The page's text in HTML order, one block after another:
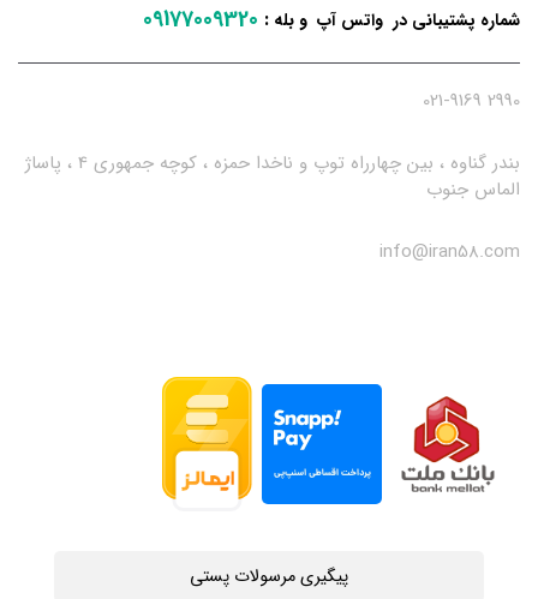
شماره پشتیبانی در واتس آپ و بله :
09177009320
2990 021-9169
بندر گناوه ، بین چهارراه توپ و ناخدا حمزه ، کوچه جمهوری 4 ، پاساژ
الماس جنوب
info@iran58.com
پیگیری مرسولات پستی